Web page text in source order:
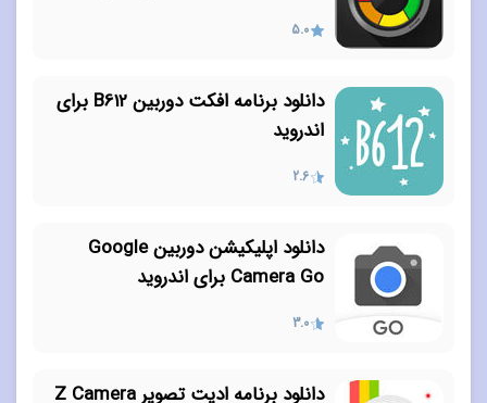
5.0
دانلود برنامه افکت دوربین B612 برای
اندروید
2.6
دانلود اپلیکیشن دوربین Google
Camera Go برای اندروید
3.0
دانلود برنامه ادیت تصویر Z Camera